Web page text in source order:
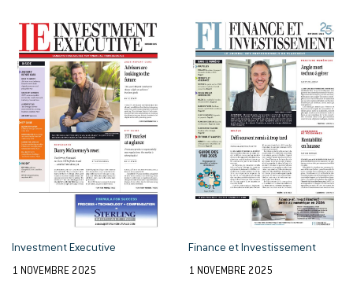
Investment Executive
1 NOVEMBRE 2025
Finance et Investissement
1 NOVEMBRE 2025